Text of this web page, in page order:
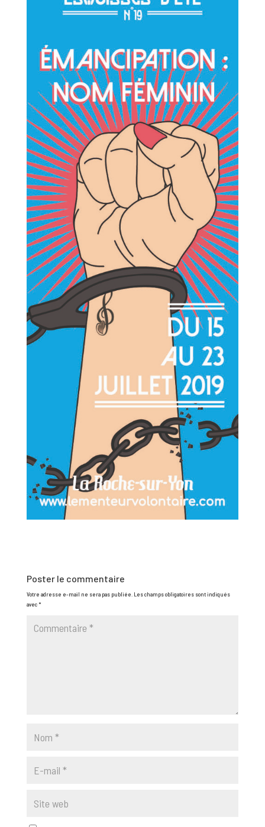
Poster le commentaire
Votre adresse e-mail ne sera pas publiée. Les champs obligatoires sont indiqués
avec*